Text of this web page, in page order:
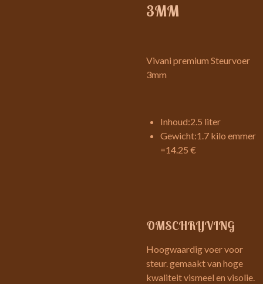
3MM
Vivani premium Steurvoer
3mm
Inhoud:2.5 liter
Gewicht:1.7 kilo emmer
=14.25 €
OMSCHRIJVING
Hoogwaardig voer voor
steur. gemaakt van hoge
kwaliteit vismeel en visolie.